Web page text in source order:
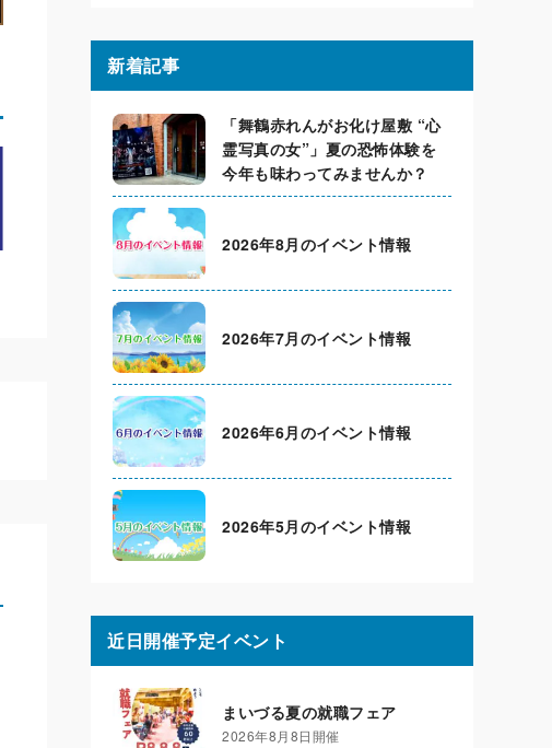
新着記事
「舞鶴赤れんがお化け屋敷 “心
霊写真の女”」夏の恐怖体験を
今年も味わってみませんか？
2026年8月のイベント情報
2026年7月のイベント情報
2026年6月のイベント情報
2026年5月のイベント情報
近日開催予定イベント
まいづる夏の就職フェア
2026年8月8日開催